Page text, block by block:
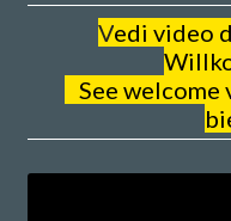
Vedi video
See welcome